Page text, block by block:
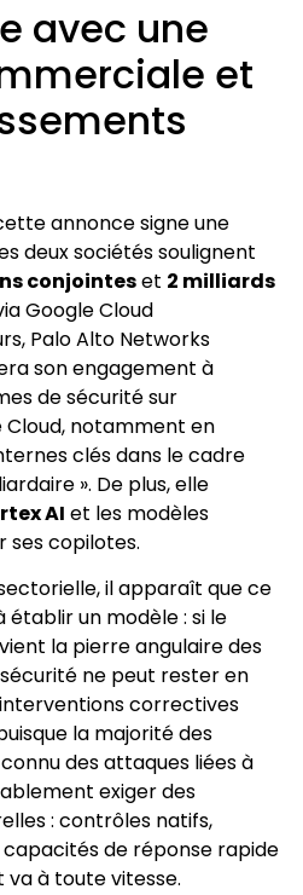
avec une
et
annonce signe une
deux sociétés soulignent
conjointeset 2 milliards
Google Cloud
Palo Alto Networks
son engagement à
de sécurité sur
Cloud, notamment en
clés dans le cadre
». De plus, elle
AI et les modèles
ses copilotes.
il apparaît que ce
un modèle : si le
la pierre angulaire des
ne peut rester en
correctives
la majorité des
des attaques liées à
exiger des
: contrôles natifs,
de réponse rapide
va à toute vitesse.